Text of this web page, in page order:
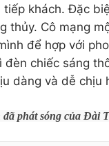
khách. Đặc
thủy. Cô mạng
để hợp với
chiếc sáng
dàng và dễ chịu
phát sóng của Đài